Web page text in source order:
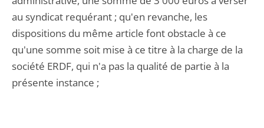
au syndicat requérant ; qu'en revanche, les
dispositions du même article font obstacle à ce
qu'une somme soit mise à ce titre à la charge de la
société ERDF, qui n'a pas la qualité de partie à la
présente instance ;